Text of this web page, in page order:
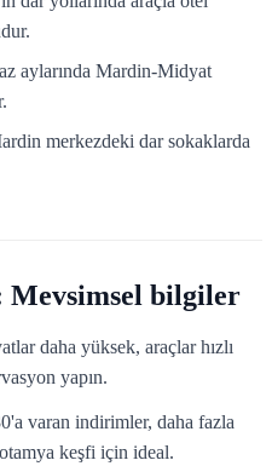
aylarında Mardin-Midyat
merkezdeki dar sokaklarda
bilgiler
daha yüksek, araçlar hızlı
yapın.
varan indirimler, daha fazla
keşfi için ideal.